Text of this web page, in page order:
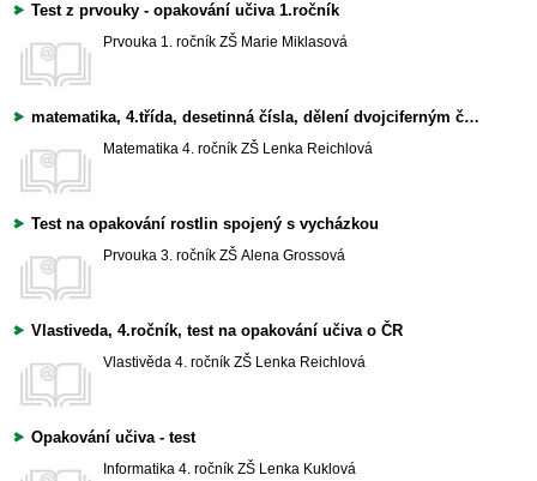
Test z prvouky - opakování učiva 1.ročník
Prvouka 1. ročník ZŠ Marie Miklasová
matematika, 4.třída, desetinná čísla, dělení dvojciferným číslem, sčítání pod sebe, opakování v dubnu jako test nebo pracovní list na procvičení
Matematika 4. ročník ZŠ Lenka Reichlová
Test na opakování rostlin spojený s vycházkou
Prvouka 3. ročník ZŠ Alena Grossová
Vlastiveda, 4.ročník, test na opakování učiva o ČR
Vlastivěda 4. ročník ZŠ Lenka Reichlová
Opakování učiva - test
Informatika 4. ročník ZŠ Lenka Kuklová